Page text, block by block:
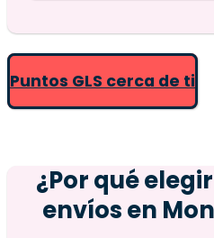
Puntos GLS cerca de ti
¿Por qué
envíos en